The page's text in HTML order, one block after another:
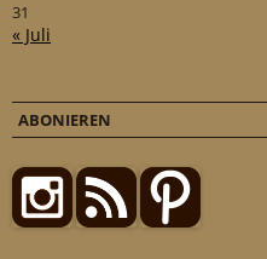
31
« Juli
ABONIEREN